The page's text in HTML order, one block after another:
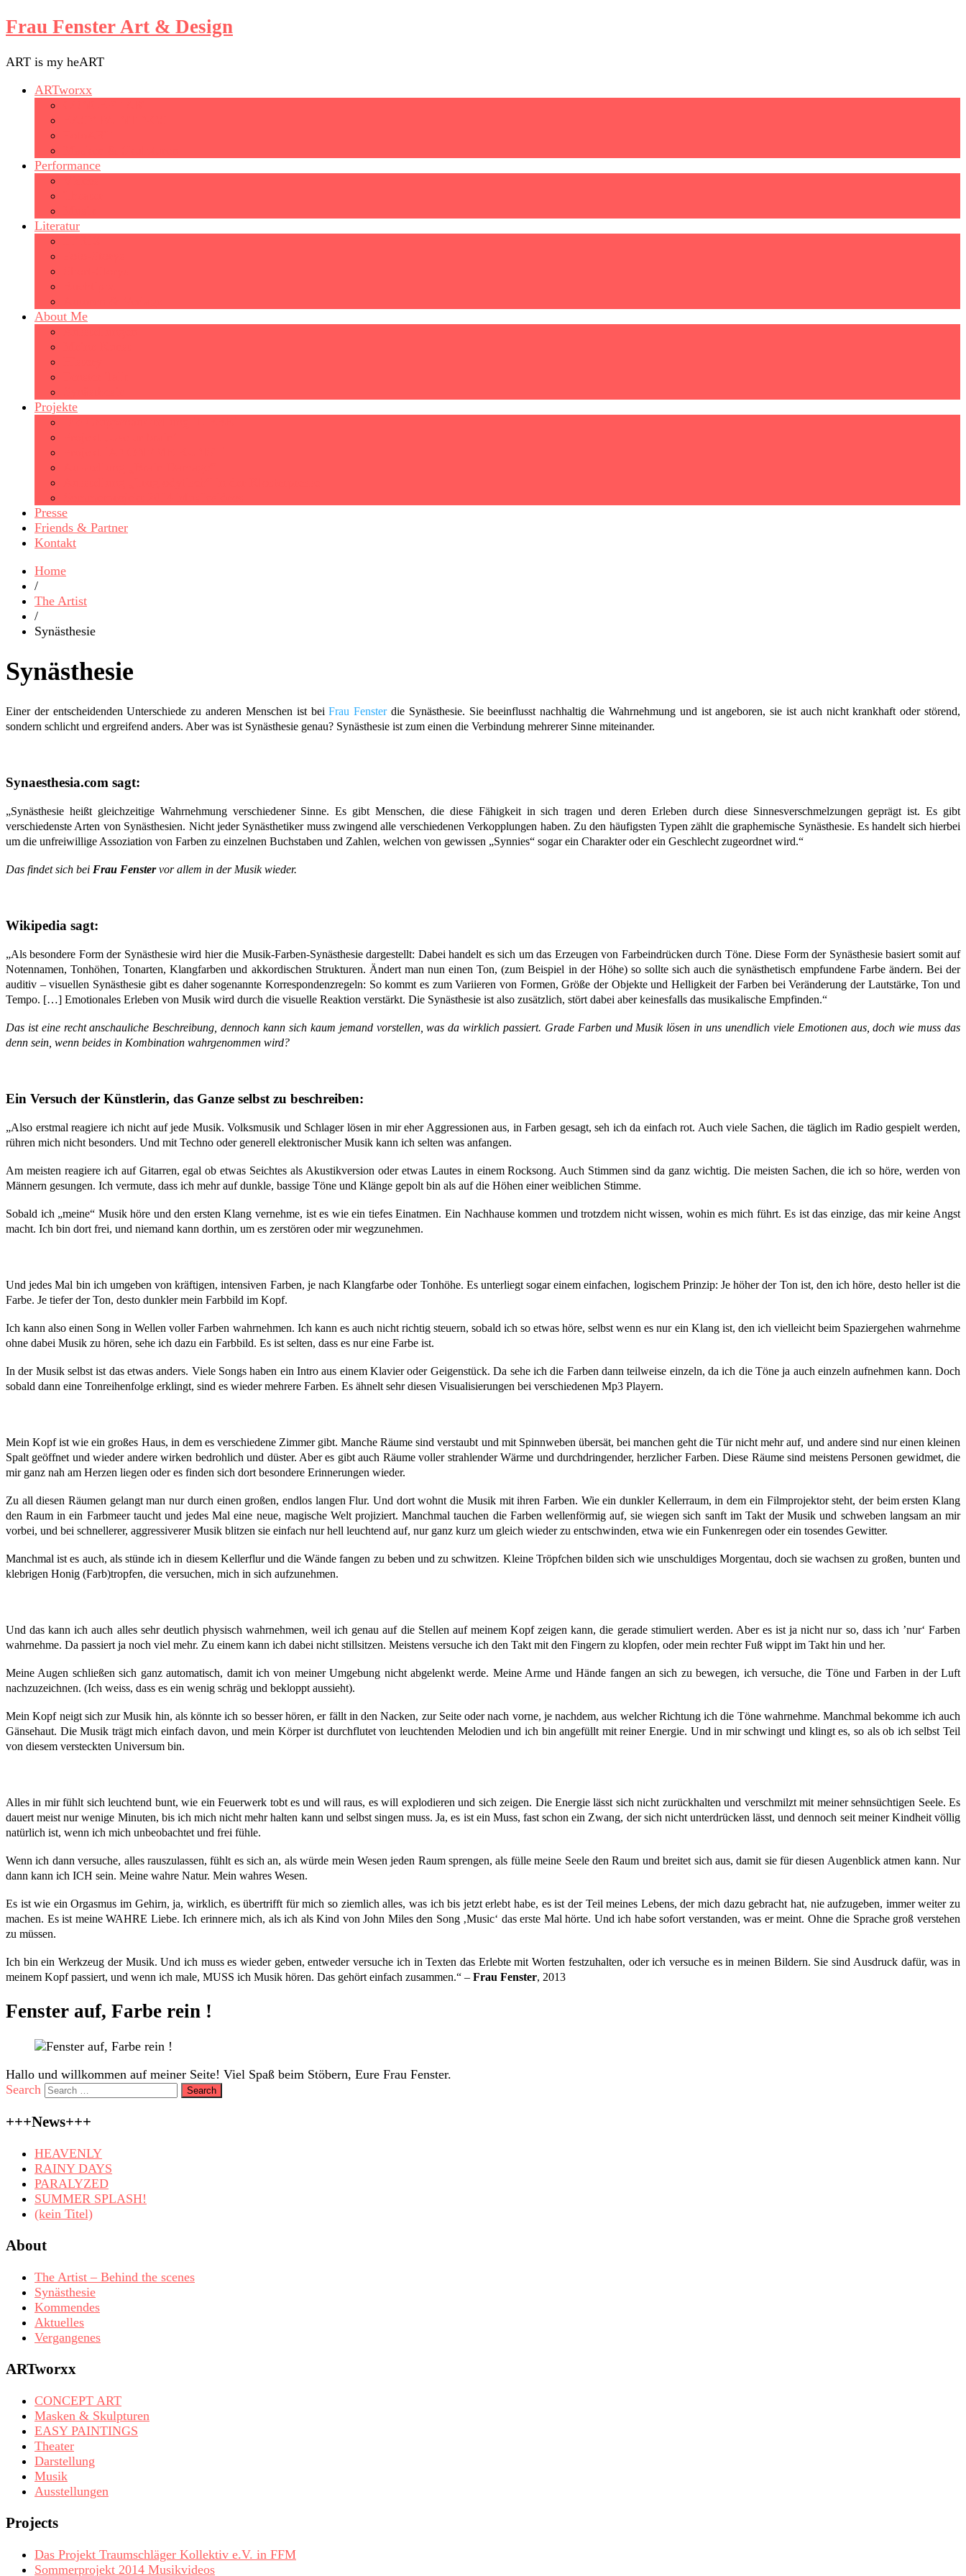
Frau Fenster Art & Design
ART is my heART
ARTworxx
Performance
Literatur
About Me
Projekte
Presse
Friends & Partner
Kontakt
Home
/
The Artist
/
Synästhesie
Synästhesie
Einer der entscheidenden Unterschiede zu anderen Menschen ist beiFrau Fensterdie Synästhesie. Sie beeinflusst nachhaltig die Wahrnehmung und ist angeboren, sie ist auch nicht krankhaft oder störend,
sondern schlicht und ergreifend anders. Aber was ist Synästhesie genau? Synästhesie ist zum einen die Verbindung mehrerer Sinne miteinander.
Synaesthesia.com sagt:
„Synästhesie heißt gleichzeitige Wahrnehmung verschiedener Sinne. Es gibt Menschen, die diese Fähigkeit in sich tragen und deren Erleben durch diese Sinnesverschmelzungen geprägt ist. Es gibt
verschiedenste Arten von Synästhesien. Nicht jeder Synästhetiker muss zwingend alle verschiedenen Verkopplungen haben. Zu den häufigsten Typen zählt die graphemische Synästhesie. Es handelt sich hierbei
um die unfreiwillige Assoziation von Farben zu einzelnen Buchstaben und Zahlen, welchen von gewissen „Synnies“ sogar ein Charakter oder ein Geschlecht zugeordnet wird.“
Das findet sich bei Frau Fenstervor allem in der Musik wieder.
Wikipedia sagt:
„Als besondere Form der Synästhesie wird hier die Musik-Farben-Synästhesie dargestellt: Dabei handelt es sich um das Erzeugen von Farbeindrücken durch Töne. Diese Form der Synästhesie basiert somit auf
Notennamen, Tonhöhen, Tonarten, Klangfarben und akkordischen Strukturen. Ändert man nun einen Ton, (zum Beispiel in der Höhe) so sollte sich auch die synästhetisch empfundene Farbe ändern. Bei der
auditiv – visuellen Synästhesie gibt es daher sogenannte Korrespondenzregeln: So kommt es zum Variieren von Formen, Größe der Objekte und Helligkeit der Farben bei Veränderung der Lautstärke, Ton und
Tempo. […] Emotionales Erleben von Musik wird durch die visuelle Reaktion verstärkt. Die Synästhesie ist also zusätzlich, stört dabei aber keinesfalls das musikalische Empfinden.“
Das ist eine recht anschauliche Beschreibung, dennoch kann sich kaum jemand vorstellen, was da wirklich passiert. Grade Farben und Musik lösen in uns unendlich viele Emotionen aus, doch wie muss das
denn sein, wenn beides in Kombination wahrgenommen wird?
Ein Versuch der Künstlerin, das Ganze selbst zu beschreiben:
„Also erstmal reagiere ich nicht auf jede Musik. Volksmusik und Schlager lösen in mir eher Aggressionen aus, in Farben gesagt, seh ich da einfach rot. Auch viele Sachen, die täglich im Radio gespielt werden,
rühren mich nicht besonders. Und mit Techno oder generell elektronischer Musik kann ich selten was anfangen.
Am meisten reagiere ich auf Gitarren, egal ob etwas Seichtes als Akustikversion oder etwas Lautes in einem Rocksong. Auch Stimmen sind da ganz wichtig. Die meisten Sachen, die ich so höre, werden von
Männern gesungen. Ich vermute, dass ich mehr auf dunkle, bassige Töne und Klänge gepolt bin als auf die Höhen einer weiblichen Stimme.
Sobald ich „meine“ Musik höre und den ersten Klang vernehme, ist es wie ein tiefes Einatmen. Ein Nachhause kommen und trotzdem nicht wissen, wohin es mich führt. Es ist das einzige, das mir keine Angst
macht. Ich bin dort frei, und niemand kann dorthin, um es zerstören oder mir wegzunehmen.
Und jedes Mal bin ich umgeben von kräftigen, intensiven Farben, je nach Klangfarbe oder Tonhöhe. Es unterliegt sogar einem einfachen, logischem Prinzip: Je höher der Ton ist, den ich höre, desto heller ist die
Farbe. Je tiefer der Ton, desto dunkler mein Farbbild im Kopf.
Ich kann also einen Song in Wellen voller Farben wahrnehmen. Ich kann es auch nicht richtig steuern, sobald ich so etwas höre, selbst wenn es nur ein Klang ist, den ich vielleicht beim Spaziergehen wahrnehme
ohne dabei Musik zu hören, sehe ich dazu ein Farbbild. Es ist selten, dass es nur eine Farbe ist.
In der Musik selbst ist das etwas anders. Viele Songs haben ein Intro aus einem Klavier oder Geigenstück. Da sehe ich die Farben dann teilweise einzeln, da ich die Töne ja auch einzeln aufnehmen kann. Doch
sobald dann eine Tonreihenfolge erklingt, sind es wieder mehrere Farben. Es ähnelt sehr diesen Visualisierungen bei verschiedenen Mp3 Playern.
Mein Kopf ist wie ein großes Haus, in dem es verschiedene Zimmer gibt. Manche Räume sind verstaubt und mit Spinnweben übersät, bei manchen geht die Tür nicht mehr auf, und andere sind nur einen kleinen
Spalt geöffnet und wieder andere wirken bedrohlich und düster. Aber es gibt auch Räume voller strahlender Wärme und durchdringender, herzlicher Farben. Diese Räume sind meistens Personen gewidmet, die
mir ganz nah am Herzen liegen oder es finden sich dort besondere Erinnerungen wieder.
Zu all diesen Räumen gelangt man nur durch einen großen, endlos langen Flur. Und dort wohnt die Musik mit ihren Farben. Wie ein dunkler Kellerraum, in dem ein Filmprojektor steht, der beim ersten Klang
den Raum in ein Farbmeer taucht und jedes Mal eine neue, magische Welt projiziert. Manchmal tauchen die Farben wellenförmig auf, sie wiegen sich sanft im Takt der Musik und schweben langsam an mir
vorbei, und bei schnellerer, aggressiverer Musik blitzen sie einfach nur hell leuchtend auf, nur ganz kurz um gleich wieder zu entschwinden, etwa wie ein Funkenregen oder ein tosendes Gewitter.
Manchmal ist es auch, als stünde ich in diesem Kellerflur und die Wände fangen zu beben und zu schwitzen. Kleine Tröpfchen bilden sich wie unschuldiges Morgentau, doch sie wachsen zu großen, bunten und
klebrigen Honig (Farb)tropfen, die versuchen, mich in sich aufzunehmen.
Und das kann ich auch alles sehr deutlich physisch wahrnehmen, weil ich genau auf die Stellen auf meinem Kopf zeigen kann, die gerade stimuliert werden. Aber es ist ja nicht nur so, dass ich ’nur‘ Farben
wahrnehme. Da passiert ja noch viel mehr. Zu einem kann ich dabei nicht stillsitzen. Meistens versuche ich den Takt mit den Fingern zu klopfen, oder mein rechter Fuß wippt im Takt hin und her.
Meine Augen schließen sich ganz automatisch, damit ich von meiner Umgebung nicht abgelenkt werde. Meine Arme und Hände fangen an sich zu bewegen, ich versuche, die Töne und Farben in der Luft
nachzuzeichnen. (Ich weiss, dass es ein wenig schräg und bekloppt aussieht).
Mein Kopf neigt sich zur Musik hin, als könnte ich so besser hören, er fällt in den Nacken, zur Seite oder nach vorne, je nachdem, aus welcher Richtung ich die Töne wahrnehme. Manchmal bekomme ich auch
Gänsehaut. Die Musik trägt mich einfach davon, und mein Körper ist durchflutet von leuchtenden Melodien und ich bin angefüllt mit reiner Energie. Und in mir schwingt und klingt es, so als ob ich selbst Teil
von diesem versteckten Universum bin.
Alles in mir fühlt sich leuchtend bunt, wie ein Feuerwerk tobt es und will raus, es will explodieren und sich zeigen. Die Energie lässt sich nicht zurückhalten und verschmilzt mit meiner sehnsüchtigen Seele. Es
dauert meist nur wenige Minuten, bis ich mich nicht mehr halten kann und selbst singen muss. Ja, es ist ein Muss, fast schon ein Zwang, der sich nicht unterdrücken lässt, und dennoch seit meiner Kindheit völlig
natürlich ist, wenn ich mich unbeobachtet und frei fühle.
Wenn ich dann versuche, alles rauszulassen, fühlt es sich an, als würde mein Wesen jeden Raum sprengen, als fülle meine Seele den Raum und breitet sich aus, damit sie für diesen Augenblick atmen kann. Nur
dann kann ich ICH sein. Meine wahre Natur. Mein wahres Wesen.
Es ist wie ein Orgasmus im Gehirn, ja, wirklich, es übertrifft für mich so ziemlich alles, was ich bis jetzt erlebt habe, es ist der Teil meines Lebens, der mich dazu gebracht hat, nie aufzugeben, immer weiter zu
machen. Es ist meine WAHRE Liebe. Ich erinnere mich, als ich als Kind von John Miles den Song ‚Music‘ das erste Mal hörte. Und ich habe sofort verstanden, was er meint. Ohne die Sprache groß verstehen
zu müssen.
Ich bin ein Werkzeug der Musik. Und ich muss es wieder geben, entweder versuche ich in Texten das Erlebte mit Worten festzuhalten, oder ich versuche es in meinen Bildern. Sie sind Ausdruck dafür, was in
meinem Kopf passiert, und wenn ich male, MUSS ich Musik hören. Das gehört einfach zusammen.“ – Frau Fenster, 2013
Fenster auf, Farbe rein !
Hallo und willkommen auf meiner Seite! Viel Spaß beim Stöbern, Eure Frau Fenster.
Search
+++News+++
HEAVENLY
RAINY DAYS
PARALYZED
SUMMER SPLASH!
(kein Titel)
About
The Artist – Behind the scenes
Synästhesie
Kommendes
Aktuelles
Vergangenes
ARTworxx
CONCEPT ART
Masken & Skulpturen
EASY PAINTINGS
Theater
Darstellung
Musik
Ausstellungen
Projects
Das Projekt Traumschläger Kollektiv e.V. in FFM
Sommerprojekt 2014 Musikvideos